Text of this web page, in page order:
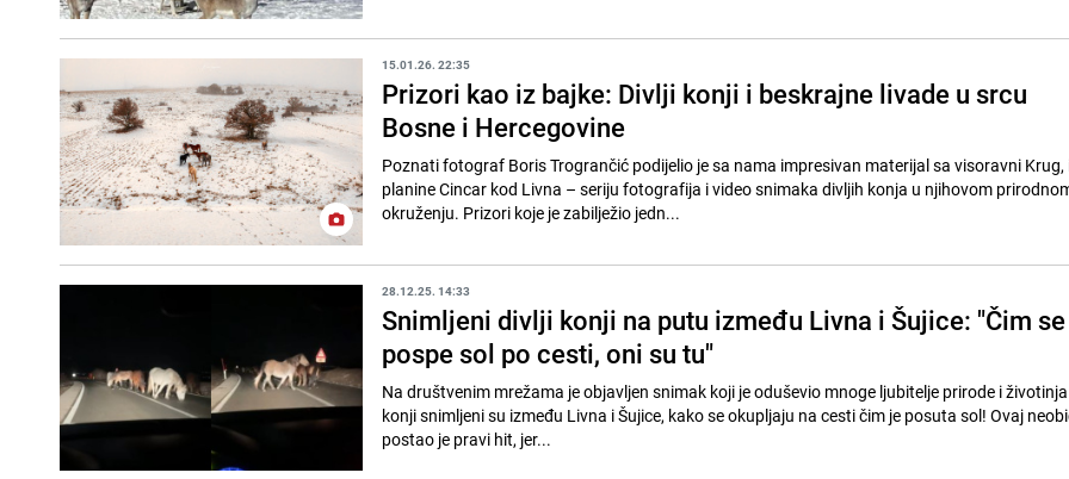
15.01.26. 22:35
Prizori kao iz bajke: Divlji konji i beskrajne livade u srcu
Bosne i Hercegovine
Poznati fotograf Boris Trogrančić podijelio je sa nama impresivan materijal sa visoravni Krug,
planine Cincar kod Livna – seriju fotografija i video snimaka divljih konja u njihovom
okruženju. Prizori koje je zabilježio jedn...
28.12.25. 14:33
Snimljeni divlji konji na putu između Livna i Šujice: "Čim se
pospe sol po cesti, oni su tu"
Na društvenim mrežama je objavljen snimak koji je oduševio mnoge ljubitelje prirode i
konji snimljeni su između Livna i Šujice, kako se okupljaju na cesti čim je posuta sol! Ovaj
postao je pravi hit, jer...